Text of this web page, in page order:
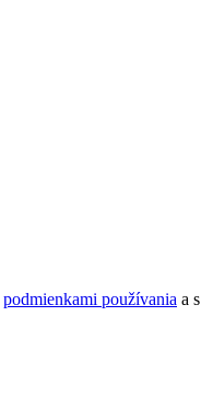
podmienkami používania a s